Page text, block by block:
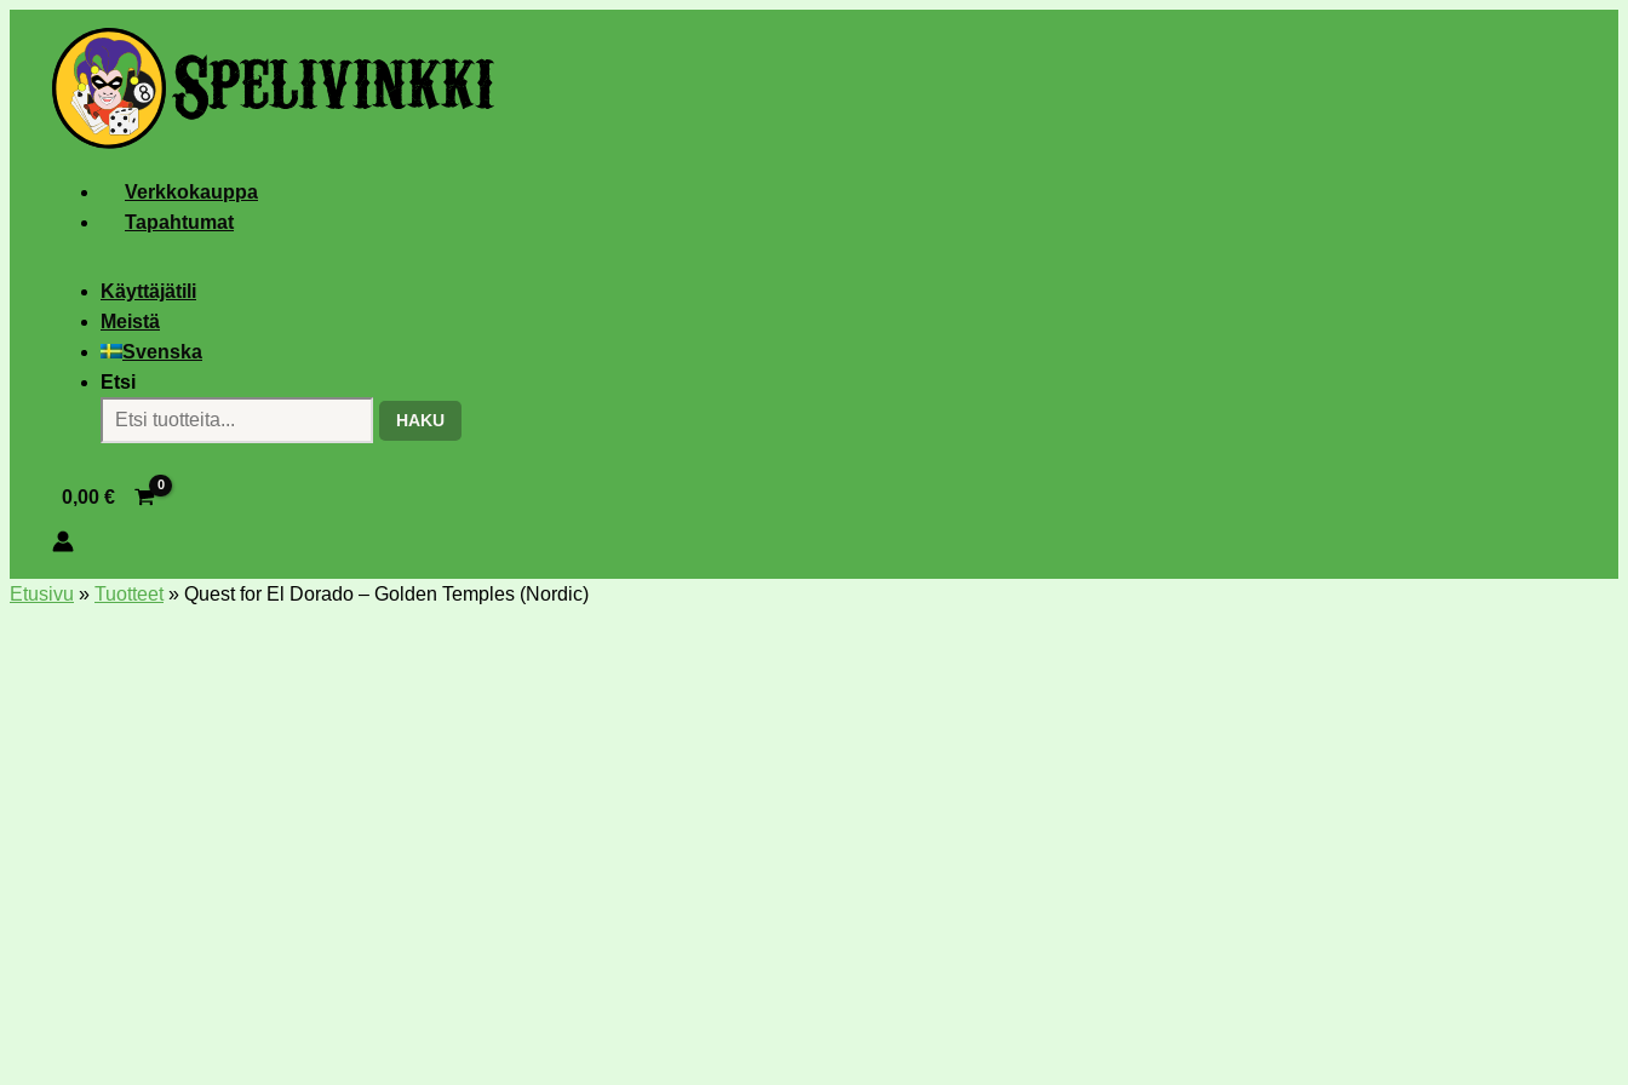
Verkkokauppa
Tapahtumat
Käyttäjätili
Meistä
Svenska
Etsi
HAKU
0,00€
Etusivu » Tuotteet» Quest for El Dorado – Golden Temples (Nordic)